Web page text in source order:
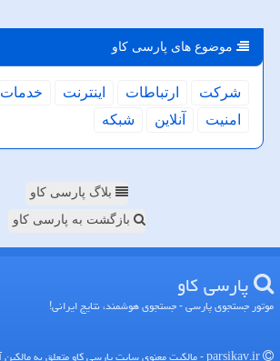
موضوع های پارسی كاو
شركت ارتباطات اینترنت خدمات
امنیت
آنلاین شبكه
بلاگ پارسی کاو
بازگشت به پارسی کاو
پارسی كاو
موتور جستجوی پارسی - جستجوی هوشمند، نتایج ایرانی!